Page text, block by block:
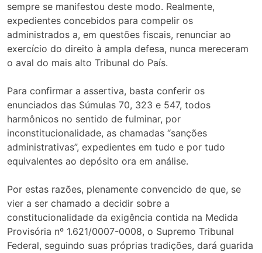
sempre se manifestou deste modo. Realmente,
expedientes concebidos para compelir os
administrados a, em questões fiscais, renunciar ao
exercício do direito à ampla defesa, nunca mereceram
o aval do mais alto Tribunal do País.
Para confirmar a assertiva, basta conferir os
enunciados das Súmulas 70, 323 e 547, todos
harmônicos no sentido de fulminar, por
inconstitucionalidade, as chamadas “sanções
administrativas”, expedientes em tudo e por tudo
equivalentes ao depósito ora em análise.
Por estas razões, plenamente convencido de que, se
vier a ser chamado a decidir sobre a
constitucionalidade da exigência contida na Medida
Provisória nº 1.621/0007-0008, o Supremo Tribunal
Federal, seguindo suas próprias tradições, dará guarida